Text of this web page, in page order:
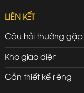
LIÊN KẾT
Câu hỏi thường gặp
Kho giao diện
Cần thiết kế riêng